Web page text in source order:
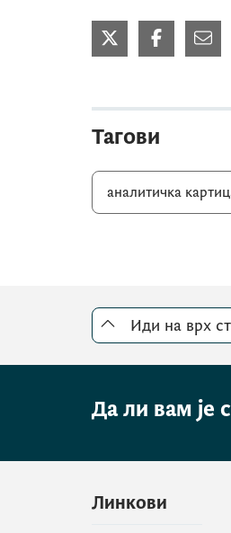
Тагови
аналитичка
Иди на врх
Да ли вам је
Линкови